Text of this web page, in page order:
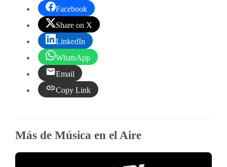
Facebook
Share on X
LinkedIn
WhatsApp
Email
Copy Link
Más de Música en el Aire